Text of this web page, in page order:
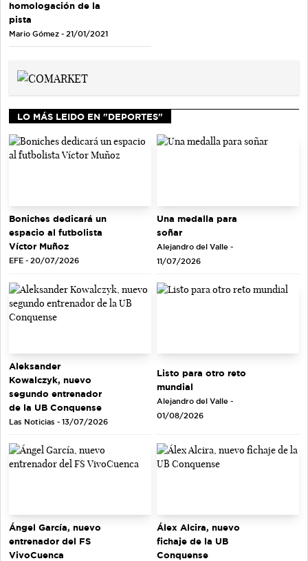
homologación de la
pista
Mario Gómez - 21/01/2021
LO MÁS LEIDO EN "DEPORTES"
Boniches dedicará un
espacio al futbolista
Víctor Muñoz
EFE - 20/07/2026
Una medalla para
soñar
Alejandro del Valle -
11/07/2026
Aleksander
Kowalczyk, nuevo
segundo entrenador
de la UB Conquense
Las Noticias - 13/07/2026
Listo para otro reto
mundial
Alejandro del Valle -
01/08/2026
Ángel García, nuevo
entrenador del FS
VivoCuenca
Álex Alcira, nuevo
fichaje de la UB
Conquense